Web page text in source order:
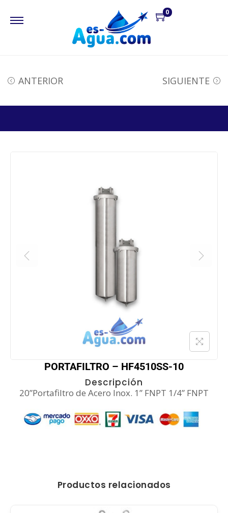
0
ANTERIOR SIGUIENTE
PORTAFILTRO – HF4510SS-10
Descripción
20”Portafiltro de Acero Inox. 1” FNPT 1/4” FNPT
Productos relacionados